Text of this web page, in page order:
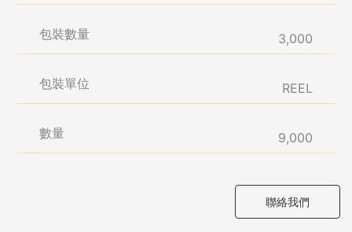
包裝數量 3,000
包裝單位 REEL
數量 9,000
聯絡我們